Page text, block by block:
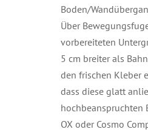
Boden/
Über
vorbereiteten
5 cm breiter als
den frischen Kleber
dass diese glatt
hochbeanspruchten
OX oder Cosmo